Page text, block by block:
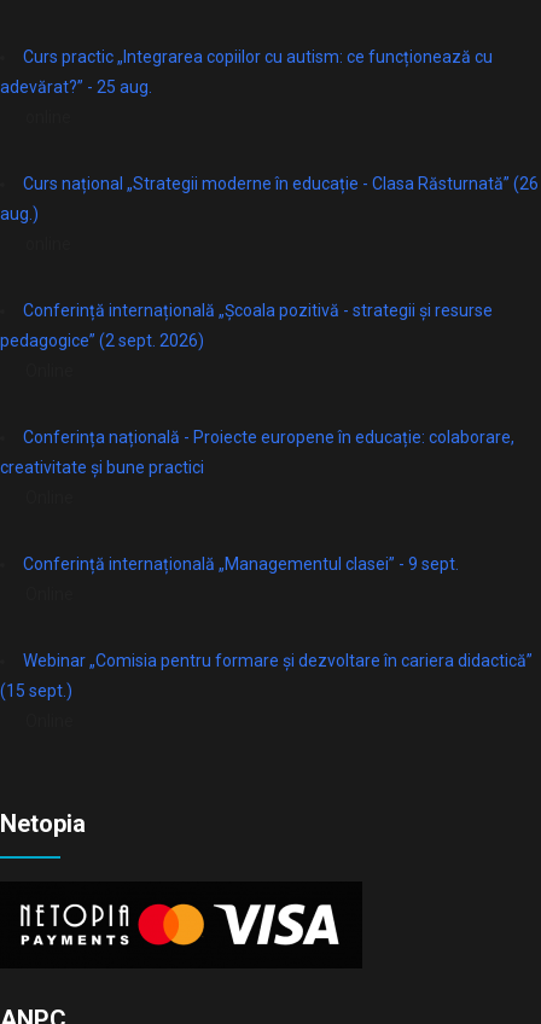
Curs practic „Integrarea copiilor cu autism: ce funcționează cu
adevărat?” - 25 aug.
Curs național „Strategii moderne în educație - Clasa Răsturnată” (26
aug.)
Conferință internațională „Școala pozitivă - strategii și resurse
pedagogice” (2 sept. 2026)
Conferința națională - Proiecte europene în educație: colaborare,
creativitate și bune practici
Conferință internațională „Managementul clasei” - 9 sept.
Webinar „Comisia pentru formare și dezvoltare în cariera didactică”
(15 sept.)
Netopia